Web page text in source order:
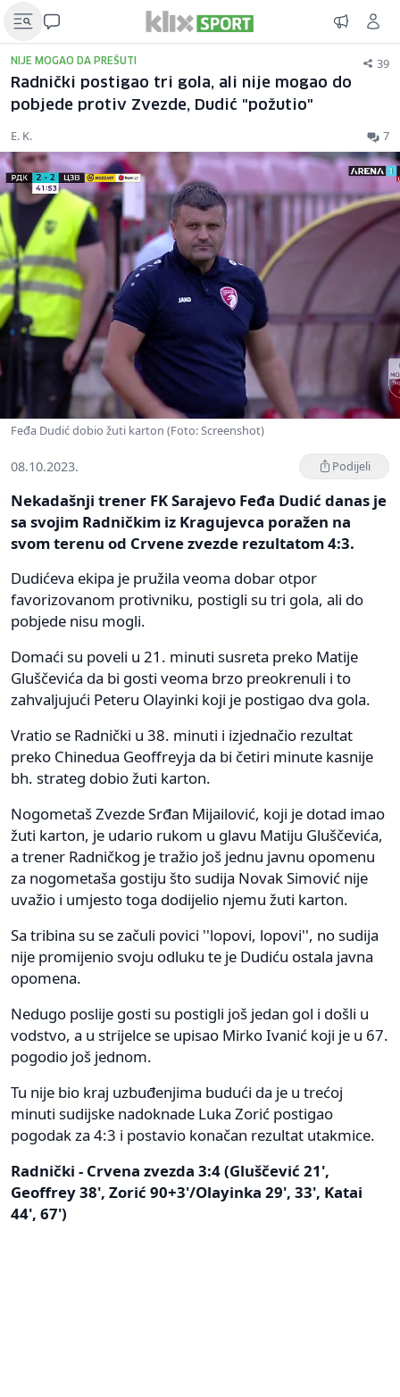
NIJE MOGAO DA PREŠUTI 39
Radnički postigao tri gola, ali nije mogao do
pobjede protiv Zvezde, Dudić "požutio"
E. K. 7
Feđa Dudić dobio žuti karton (Foto: Screenshot)
08.10.2023. Podijeli
Nekadašnji trener FK Sarajevo Feđa Dudić danas je
sa svojim Radničkim iz Kragujevca poražen na
svom terenu od Crvene zvezde rezultatom 4:3.
Dudićeva ekipa je pružila veoma dobar otpor
favorizovanom protivniku, postigli su tri gola, ali do
pobjede nisu mogli.
Domaći su poveli u 21. minuti susreta preko Matije
Gluščevića da bi gosti veoma brzo preokrenuli i to
zahvaljujući Peteru Olayinki koji je postigao dva gola.
Vratio se Radnički u 38. minuti i izjednačio rezultat
preko Chinedua Geoffreyja da bi četiri minute kasnije
bh. strateg dobio žuti karton.
Nogometaš Zvezde Srđan Mijailović, koji je dotad imao
žuti karton, je udario rukom u glavu Matiju Gluščevića,
a trener Radničkog je tražio još jednu javnu opomenu
za nogometaša gostiju što sudija Novak Simović nije
uvažio i umjesto toga dodijelio njemu žuti karton.
Sa tribina su se začuli povici ''lopovi, lopovi'', no sudija
nije promijenio svoju odluku te je Dudiću ostala javna
opomena.
Nedugo poslije gosti su postigli još jedan gol i došli u
vodstvo, a u strijelce se upisao Mirko Ivanić koji je u 67.
pogodio još jednom.
Tu nije bio kraj uzbuđenjima budući da je u trećoj
minuti sudijske nadoknade Luka Zorić postigao
pogodak za 4:3 i postavio konačan rezultat utakmice.
Radnički - Crvena zvezda 3:4 (Gluščević 21',
Geoffrey 38', Zorić 90+3'/Olayinka 29', 33', Katai
44', 67')